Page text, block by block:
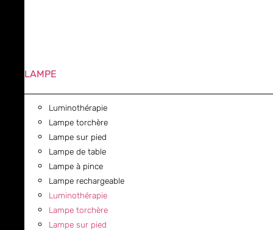
LAMPE
Luminothérapie
Lampe torchère
Lampe sur pied
Lampe de table
Lampe à pince
Lampe rechargeable
Luminothérapie
Lampe torchère
Lampe sur pied